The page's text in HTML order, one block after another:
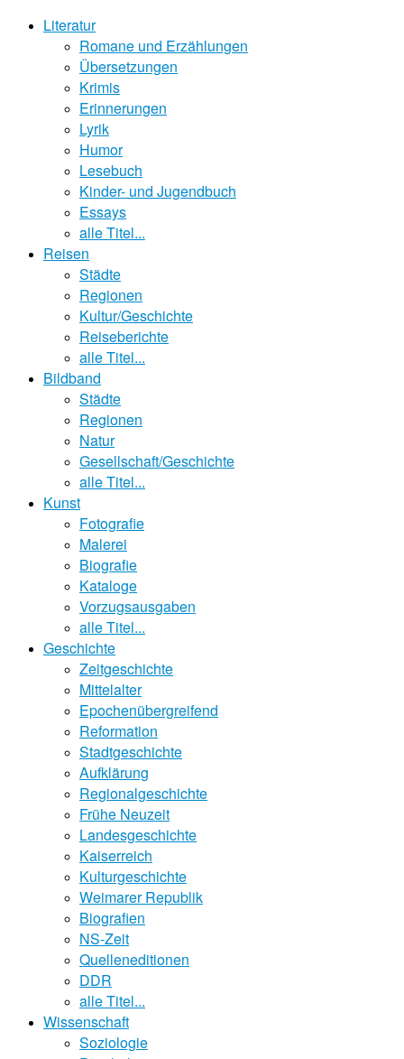
Literatur
Romane und Erzählungen
Übersetzungen
Krimis
Erinnerungen
Lyrik
Humor
Lesebuch
Kinder- und Jugendbuch
Essays
alle Titel...
Reisen
Städte
Regionen
Kultur/Geschichte
Reiseberichte
alle Titel...
Bildband
Städte
Regionen
Natur
Gesellschaft/Geschichte
alle Titel...
Kunst
Fotografie
Malerei
Biografie
Kataloge
Vorzugsausgaben
alle Titel...
Geschichte
Zeitgeschichte
Mittelalter
Epochenübergreifend
Reformation
Stadtgeschichte
Aufklärung
Regionalgeschichte
Frühe Neuzeit
Landesgeschichte
Kaiserreich
Kulturgeschichte
Weimarer Republik
Biografien
NS-Zeit
Quelleneditionen
DDR
alle Titel...
Wissenschaft
Soziologie